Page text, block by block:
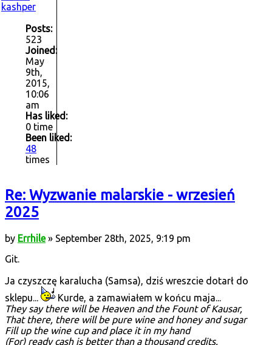
kashper
Posts:
523
Joined:
May
9th,
2015,
10:06
am
Has liked:
0 time
Been liked:
48
times
Re: Wyzwanie malarskie - wrzesień
2025
by Errhile» September 28th, 2025, 9:19 pm
Git.
Ja czyszczę karalucha (Samsa), dziś wreszcie dotarł do
sklepu...
Kurde, a zamawiałem w końcu maja...
They say there will be Heaven and the Fount of Kausar,
That there, there will be pure wine and honey and sugar
Fill up the wine cup and place it in my hand
(For) ready cash is better than a thousand credits.